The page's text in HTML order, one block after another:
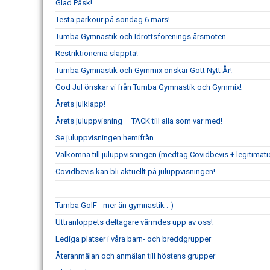
Glad Påsk!
Testa parkour på söndag 6 mars!
Tumba Gymnastik och Idrottsförenings årsmöten
Restriktionerna släppta!
Tumba Gymnastik och Gymmix önskar Gott Nytt År!
God Jul önskar vi från Tumba Gymnastik och Gymmix!
Årets julklapp!
Årets juluppvisning – TACK till alla som var med!
Se juluppvisningen hemifrån
Välkomna till juluppvisningen (medtag Covidbevis +
Covidbevis kan bli aktuellt på juluppvisningen!
Tumba GoIF - mer än gymnastik :-)
Uttranloppets deltagare värmdes upp av oss!
Lediga platser i våra barn- och breddgrupper
Återanmälan och anmälan till höstens grupper